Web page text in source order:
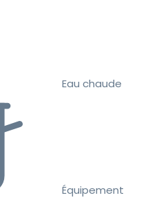
Eau chaude
Équipement